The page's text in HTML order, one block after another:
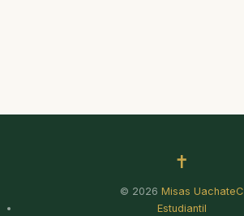
✝
© 2026 Misas UachateC
Estudiantil